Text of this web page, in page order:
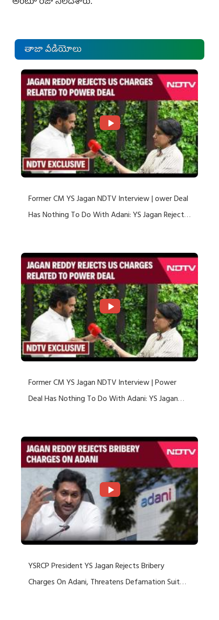
తాజా వీడియోలు
Former CM YS Jagan NDTV Interview | ower Deal
Has Nothing To Do With Adani: YS Jagan Rejects
Former CM YS Jagan NDTV Interview | Power
Deal Has Nothing To Do With Adani: YS Jagan
YSRCP President YS Jagan Rejects Bribery
Charges On Adani, Threatens Defamation Suit